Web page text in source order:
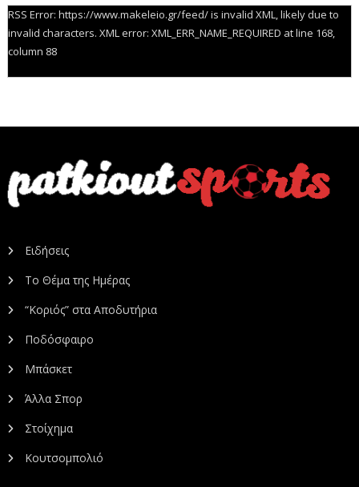
RSS Error: https://www.makeleio.gr/feed/ is invalid XML, likely due to
invalid characters. XML error: XML_ERR_NAME_REQUIRED at line 168,
column 88
Ειδήσεις
Το Θέμα της Ημέρας
“Κοριός” στα Αποδυτήρια
Ποδόσφαιρο
Μπάσκετ
Άλλα Σπορ
Στοίχημα
Κουτσομπολιό